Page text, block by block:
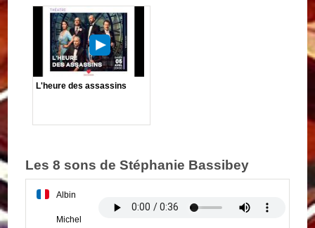
L'heure des assassins
Les 8 sons de Stéphanie Bassibey
Albin
Michel